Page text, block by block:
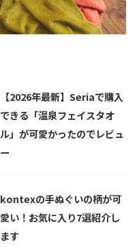
【2026年最新】Seriaで購入
できる「温泉フェイスタオ
ル」が可愛かったのでレビュ
ー
kontexの手ぬぐいの柄が可
愛い！お気に入り7選紹介し
ます